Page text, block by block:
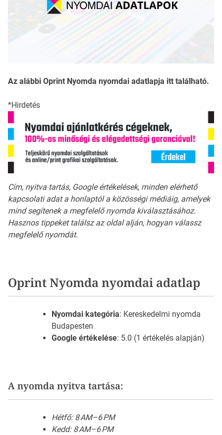
Az alábbi Oprint Nyomda nyomdai adatlapja itt található.
*Hirdetés
Cím, nyitva tartás, Google értékelések, minden elérhető
kapcsolati adat a honlaptól a közösségi médiáig, amelyek
mind segítenek a megfelelő nyomda kiválasztásához.
Hasznos tippeket találsz az oldal alján, hogyan válassz
megfelelő nyomdát.
Oprint Nyomda nyomdai adatlap
Nyomdai kategória: Kereskedelmi nyomda
Budapesten
Google értékelése: 5.0 (1 értékelés alapján)
A nyomda nyitva tartása:
Hétfő: 8 AM–6 PM
Kedd: 8 AM–6 PM